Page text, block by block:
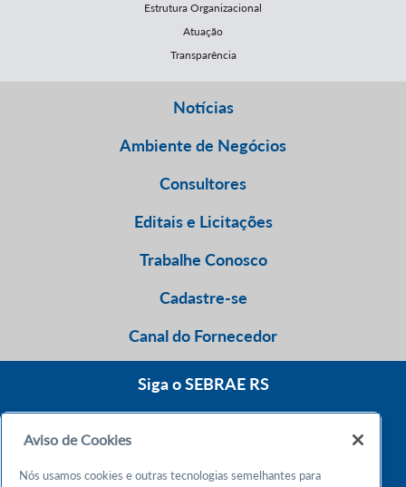
Estrutura Organizacional
Atuação
Transparência
Notícias
Ambiente de Negócios
Consultores
Editais e Licitações
Trabalhe Conosco
Cadastre-se
Canal do Fornecedor
Siga o SEBRAE RS
Aviso de Cookies
Nós usamos cookies e outras tecnologias semelhantes para